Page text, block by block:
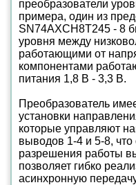
преобразователи
примера, один из
SN74AXCH8T245 - 8
уровня между
работающими от
компонентами
питания 1,8 В - 3,3 В.
Преобразователь
установки
которые управляют
выводов 1-4 и 5-8,
разрешения работы
позволяет гибко
асинхронную